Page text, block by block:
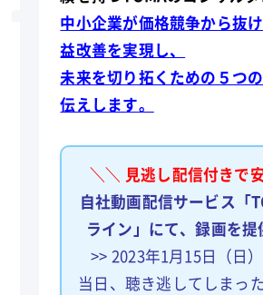
中小企業が価格競争から抜
益改善を実現し、
未来を切り拓くための５つ
伝えします。
＼＼ 見逃し配信付きで
自社動画配信サービス「
ライン」にて、録画を提
>> 2023年1月15日（日
当日、聴き逃してしまっ